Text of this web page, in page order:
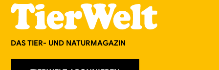
DAS TIER- UND NATURMAGAZIN